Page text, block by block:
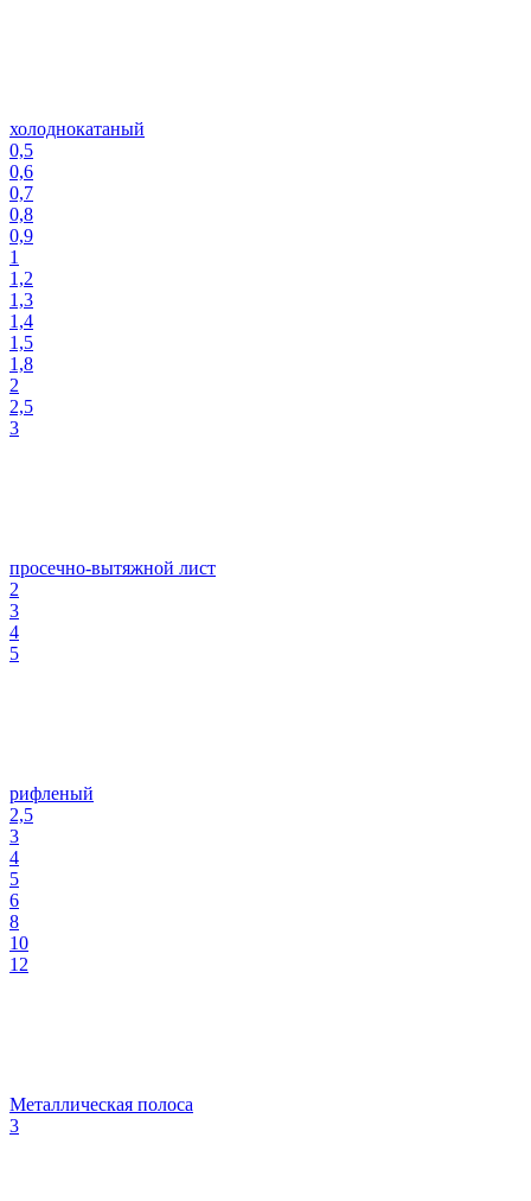
холоднокатаный
0,5
0,6
0,7
0,8
0,9
1
1,2
1,3
1,4
1,5
1,8
2
2,5
3
просечно-вытяжной лист
2
3
4
5
рифленый
2,5
3
4
5
6
8
10
12
Металлическая полоса
3